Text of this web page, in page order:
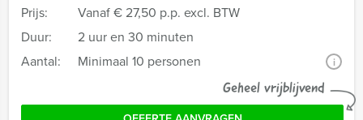
Prijs: Vanaf€ 27,50 p.p. excl. BTW
Duur:
2 uur en 30 minuten
Aantal:
Minimaal 10 personen i
Geheel vrijblijvend